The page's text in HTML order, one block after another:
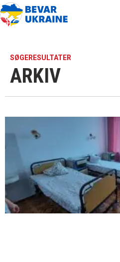
SØGERESULTATER
ARKIV